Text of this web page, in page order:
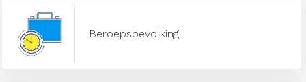
Beroepsbevolking